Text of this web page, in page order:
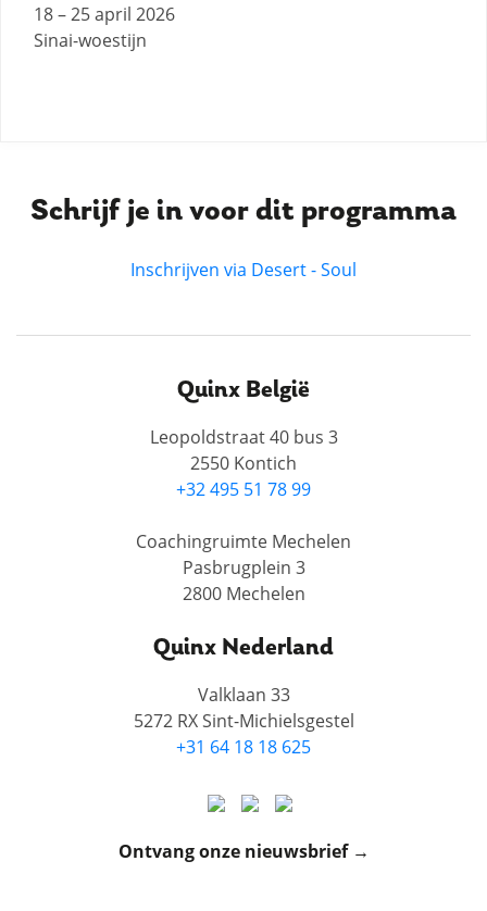
18 – 25 april 2026
Sinai-woestijn
Schrijf je in voor dit programma
Inschrijven via Desert - Soul
Quinx België
Leopoldstraat 40 bus 3
2550 Kontich
+32 495 51 78 99
Coachingruimte Mechelen
Pasbrugplein 3
2800 Mechelen
Quinx Nederland
Valklaan 33
5272 RX Sint-Michielsgestel
+31 64 18 18 625
Ontvang onze nieuwsbrief →